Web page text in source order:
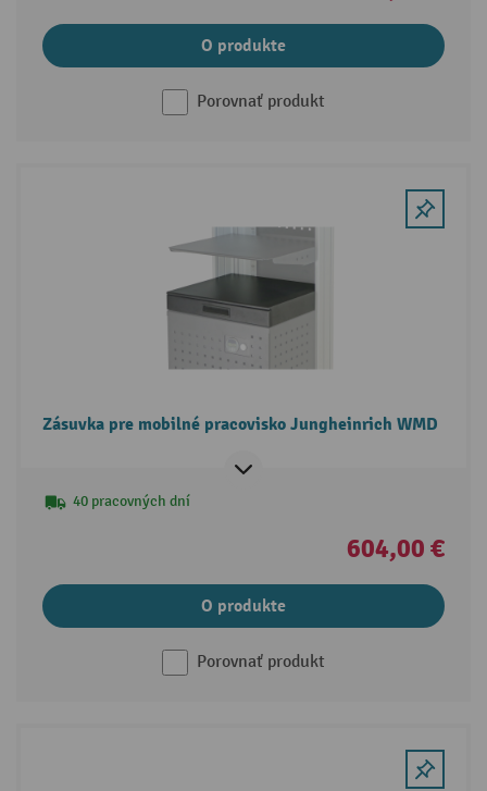
O produkte
Porovnať produkt
Zásuvka pre mobilné pracovisko Jungheinrich WMD
40 pracovných dní
604,00 €
O produkte
Porovnať produkt